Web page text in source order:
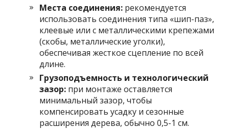
Места соединения: рекомендуется
использовать соединения типа «шип-паз»,
клеевые или с металлическими крепежами
(скобы, металлические уголки),
обеспечивая жесткое сцепление по всей
длине.
Грузоподъемность и технологический
зазор: при монтаже оставляется
минимальный зазор, чтобы
компенсировать усадку и сезонные
расширения дерева, обычно 0,5-1 см.